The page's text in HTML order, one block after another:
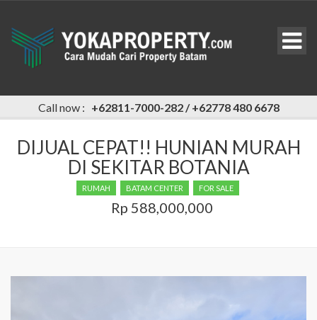
Call now : +62811-7000-282 / +62778 480 6678
DIJUAL CEPAT!! HUNIAN MURAH
DI SEKITAR BOTANIA
RUMAH BATAM CENTER FOR SALE
Rp 588,000,000